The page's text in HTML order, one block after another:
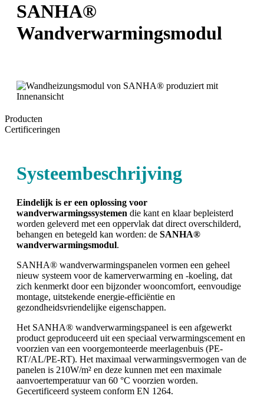
SANHA®
Wandverwarmingsmodul
Producten
Certificeringen
Systeembeschrijving
Eindelijk is er een oplossing voor
wandverwarmingssystemen die kant en klaar bepleisterd
worden geleverd met een oppervlak dat direct overschilderd,
behangen en betegeld kan worden: de SANHA®
wandverwarmingsmodul.
SANHA® wandverwarmingspanelen vormen een geheel
nieuw systeem voor de kamerverwarming en -koeling, dat
zich kenmerkt door een bijzonder wooncomfort, eenvoudige
montage, uitstekende energie-efficiëntie en
gezondheidsvriendelijke eigenschappen.
Het SANHA® wandverwarmingspaneel is een afgewerkt
product geproduceerd uit een speciaal verwarmingscement en
voorzien van een voorgemonteerde meerlagenbuis (PE-
RT/AL/PE-RT). Het maximaal verwarmingsvermogen van de
panelen is 210W/m² en deze kunnen met een maximale
aanvoertemperatuur van 60 °C voorzien worden.
Gecertificeerd systeem conform EN 1264.